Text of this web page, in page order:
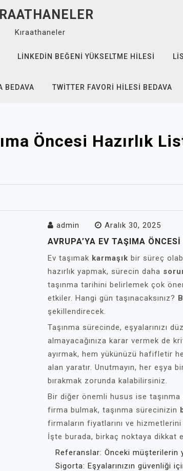
Kıraathaneler
LINKEDIN BEĞENI YÜKSELTME HILESI
BEDAVA TWITTER FAVORI HILESI BEDAVA
Öncesi Hazırlık
admin Aralık 30, 2025
AVRUPA’YA EV TAŞIMA
Ev taşımak karmaşık bir süreç
hazırlık yapmak, sürecin daha
taşınma tarihini belirlemek çok
etkiler. Hangi gün taşınacaksınız?
şekillendirecek.
Taşınma sürecinde, eşyalarınızı
almayacağınıza karar vermek de
ayırmak, hem yükünüzü hafifletir
alan yaratır. Unutmayın, her eşya
bırakmak zorunda kalabilirsiniz.
Bir diğer önemli husus ise
firma bulmak, taşınma sürecinizin
firmaların fiyatlarını ve
İşte burada, birkaç noktaya dikkat
Referanslar: Önceki müşterilerin
Sigorta: Eşyalarınızın güvenliği